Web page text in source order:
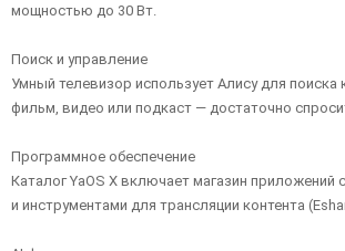
мощностью до 30 Вт.
Поиск и управление
Умный телевизор использует Алису для поиска
фильм, видео или подкаст — достаточно
Программное обеспечение
Каталог YaOS X включает магазин приложений
и инструментами для трансляции контента